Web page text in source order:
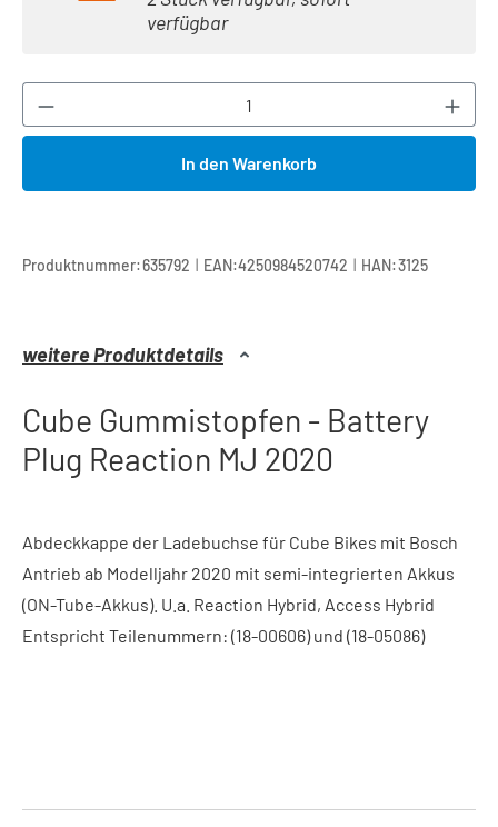
verfügbar
Produkt Anzahl: Gib den gewünschten
In den Warenkorb
Produktnummer:635792 | EAN:4250984520742 | HAN:3125
weitere Produktdetails
Cube Gummistopfen - Battery
Plug Reaction MJ 2020
Abdeckkappe der Ladebuchse für Cube Bikes mit Bosch
Antrieb ab Modelljahr 2020 mit semi-integrierten Akkus
(ON-Tube-Akkus). U.a. Reaction Hybrid, Access Hybrid
Entspricht Teilenummern: (18-00606) und (18-05086)